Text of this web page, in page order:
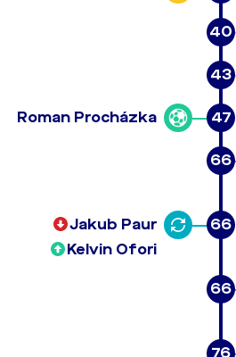
40
43
47
Roman Procházka
66
66
Jakub Paur
Kelvin Ofori
66
76